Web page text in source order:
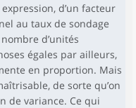
d’un facteur
au taux de sondage
d’unités
égales par ailleurs,
en proportion. Mais
de sorte qu’on
de variance. Ce qui